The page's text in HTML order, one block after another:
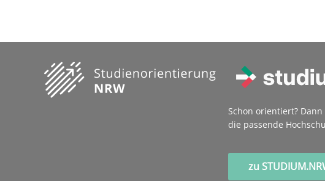
Schon orientiert? Dann
die passende
zu